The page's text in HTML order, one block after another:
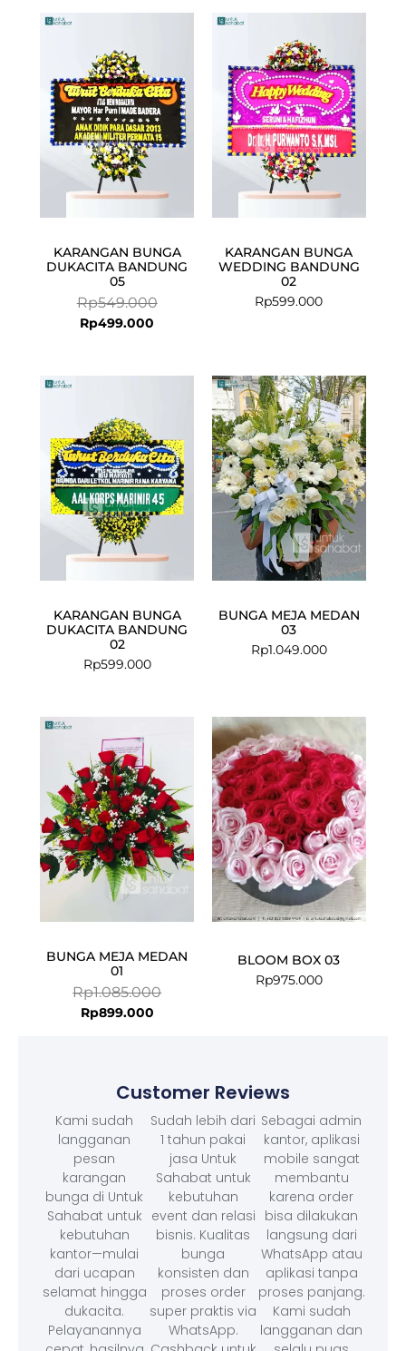
KARANGAN BUNGA
DUKACITA BANDUNG
05
Rp549.000
Rp549.000.
Rp499.000
Rp499.000.
KARANGAN BUNGA
WEDDING BANDUNG
02
Rp599.000
KARANGAN BUNGA
DUKACITA BANDUNG
02
Rp599.000
BUNGA MEJA MEDAN
03
Rp1.049.000
BUNGA MEJA MEDAN
01
Rp1.085.000
Original
Rp1.085.000.
Rp899.000
Rp899.000.
BLOOM BOX 03
Rp975.000
Customer Reviews
Kami sudah
langganan
pesan
karangan
bunga di Untuk
Sahabat untuk
kebutuhan
kantor—mulai
dari ucapan
selamat hingga
dukacita.
Pelayanannya
Sudah lebih dari
1 tahun pakai
jasa Untuk
Sahabat untuk
kebutuhan
event dan relasi
bisnis. Kualitas
bunga
konsisten dan
proses order
super praktis via
WhatsApp.
Sebagai admin
kantor, aplikasi
mobile sangat
membantu
karena order
bisa dilakukan
langsung dari
WhatsApp atau
aplikasi tanpa
proses panjang.
Kami sudah
langganan dan